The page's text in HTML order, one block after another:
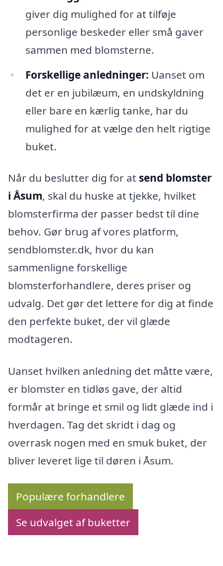
giver dig mulighed for at tilføje
personlige beskeder eller små gaver
sammen med blomsterne.
Forskellige anledninger: Uanset om
det er en jubilæum, en undskyldning
eller bare en kærlig tanke, har du
mulighed for at vælge den helt rigtige
buket.
Når du beslutter dig for at send blomster
i Åsum, skal du huske at tjekke, hvilket
blomsterfirma der passer bedst til dine
behov. Gør brug af vores platform,
sendblomster.dk, hvor du kan
sammenligne forskellige
blomsterforhandlere, deres priser og
udvalg. Det gør det lettere for dig at finde
den perfekte buket, der vil glæde
modtageren.
Uanset hvilken anledning det måtte være,
er blomster en tidløs gave, der altid
formår at bringe et smil og lidt glæde ind i
hverdagen. Tag det skridt i dag og
overrask nogen med en smuk buket, der
bliver leveret lige til døren i Åsum.
Populære forhandlere
Se udvalget af buketter